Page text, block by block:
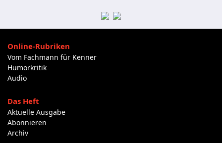
Online-Rubriken
Vom Fachmann für Kenner
Humorkritik
Audio
Das Heft
Aktuelle Ausgabe
Abonnieren
Archiv